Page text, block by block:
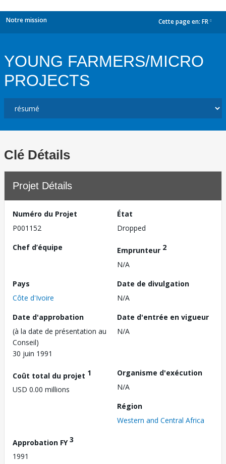
Notre mission Cette page en: FR
YOUNG FARMERS/MICRO
PROJECTS
Clé Détails
Projet Détails
Numéro du Projet
P001152
État
Dropped
Chef d’équipe
Emprunteur 2
N/A
Pays
Côte d'Ivoire
Date de divulgation
N/A
Date d'approbation
(à la date de présentation au
Conseil)
30 juin 1991
Date d'entrée en vigueur
N/A
Coût total du projet 1
USD 0.00 millions
Organisme d'exécution
N/A
Région
Western and Central Africa
Approbation FY3
1991